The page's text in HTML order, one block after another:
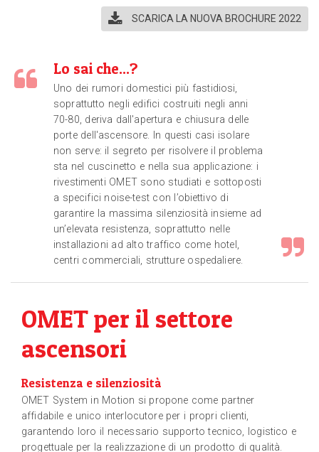
SCARICA LA NUOVA BROCHURE 2022
Lo sai che...?
Uno dei rumori domestici più fastidiosi,
soprattutto negli edifici costruiti negli anni
70-80, deriva dall'apertura e chiusura delle
porte dell'ascensore. In questi casi isolare
non serve: il segreto per risolvere il problema
sta nel cuscinetto e nella sua applicazione: i
rivestimenti OMET sono studiati e sottoposti
a specifici noise-test con l’obiettivo di
garantire la massima silenziosità insieme ad
un’elevata resistenza, soprattutto nelle
installazioni ad alto traffico come hotel,
centri commerciali, strutture ospedaliere.
OMET per il settore
ascensori
Resistenza e silenziosità
OMET System in Motion si propone come partner
affidabile e unico interlocutore per i propri clienti,
garantendo loro il necessario supporto tecnico, logistico e
progettuale per la realizzazione di un prodotto di qualità.